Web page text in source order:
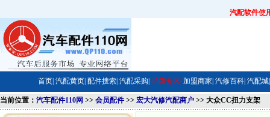
汽配软件使
首页| 汽配黄页| 配件搜索| 汽配采购| 品牌专区| 加盟商家| 汽修百科| 汽配城|
当前位置： 汽车配件110网 >> 会员配件 >> 宏大汽修汽配商户 >> 大众CC扭力支架